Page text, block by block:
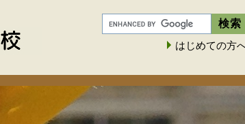
はじめての方